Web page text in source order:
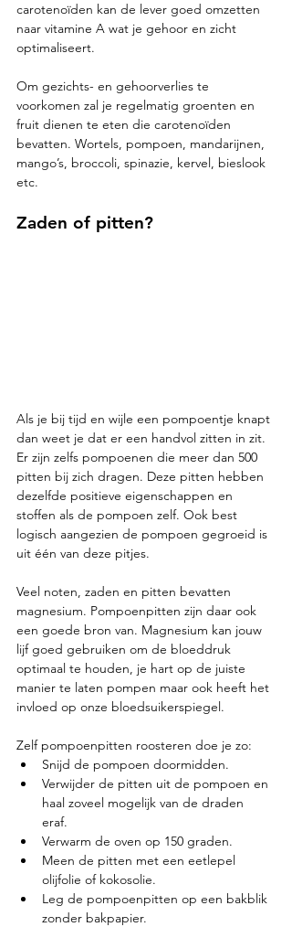
carotenoïden kan de lever goed omzetten
naar vitamine A wat je gehoor en zicht
optimaliseert.
Om gezichts- en gehoorverlies te
voorkomen zal je regelmatig groenten en
fruit dienen te eten die carotenoïden
bevatten. Wortels, pompoen, mandarijnen,
mango’s, broccoli, spinazie, kervel, bieslook
etc.
Zaden of pitten?
Als je bij tijd en wijle een pompoentje knapt
dan weet je dat er een handvol zitten in zit.
Er zijn zelfs pompoenen die meer dan 500
pitten bij zich dragen. Deze pitten hebben
dezelfde positieve eigenschappen en
stoffen als de pompoen zelf. Ook best
logisch aangezien de pompoen gegroeid is
uit één van deze pitjes.
Veel noten, zaden en pitten bevatten
magnesium. Pompoenpitten zijn daar ook
een goede bron van. Magnesium kan jouw
lijf goed gebruiken om de bloeddruk
optimaal te houden, je hart op de juiste
manier te laten pompen maar ook heeft het
invloed op onze bloedsuikerspiegel.
Zelf pompoenpitten roosteren doe je zo:
Snijd de pompoen doormidden.
Verwijder de pitten uit de pompoen en
haal zoveel mogelijk van de draden
eraf.
Verwarm de oven op 150 graden.
Meen de pitten met een eetlepel
olijfolie of kokosolie.
Leg de pompoenpitten op een bakblik
zonder bakpapier.